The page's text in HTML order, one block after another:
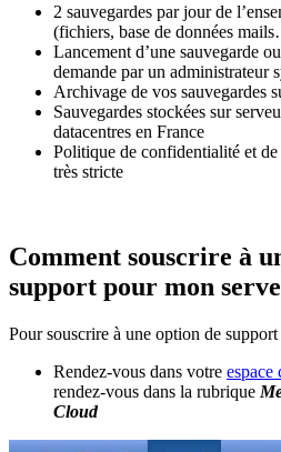
2 sauvegardes par jour de
(fichiers, base de données
Lancement d’une sauvegarde
demande par un administrateur
Archivage de vos sauvegardes
Sauvegardes stockées sur
datacentres en France
Politique de confidentialité et
très stricte
Comment souscrire à
support pour mon
Pour souscrire à une option de
Rendez-vous dans votre espace
rendez-vous dans la rubrique
Cloud